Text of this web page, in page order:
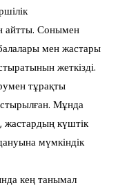
айтты. Сонымен
мен жастары
жеткізді.
тұрақты
Мұнда
жастардың күштік
мүмкіндік
кең танымал